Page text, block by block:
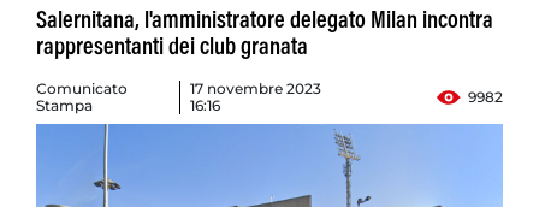
Salernitana, l'amministratore delegato Milan incontra
rappresentanti dei club granata
Comunicato
Stampa
17 novembre 2023
16:16
9982